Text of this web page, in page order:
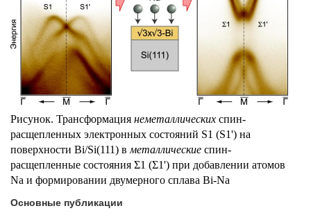
Рисунок. Трансформация неметаллических спин-
расщепленных электронных состояний S1 (S1') на
поверхности Bi/Si(111) в металлические спин-
расщепленные состояния Σ1 (Σ1') при добавлении атомов
Na и формировании двумерного сплава Bi-Na
Основные публикации